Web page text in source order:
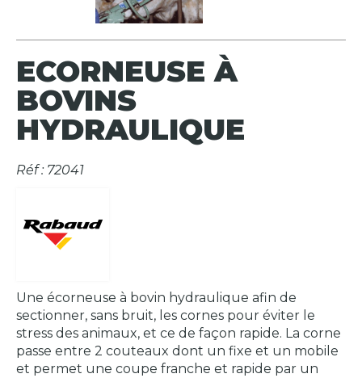
ECORNEUSE À
BOVINS
HYDRAULIQUE
Réf : 72041
Une écorneuse à bovin hydraulique afin de
sectionner, sans bruit, les cornes pour éviter le
stress des animaux, et ce de façon rapide. La corne
passe entre 2 couteaux dont un fixe et un mobile
et permet une coupe franche et rapide par un